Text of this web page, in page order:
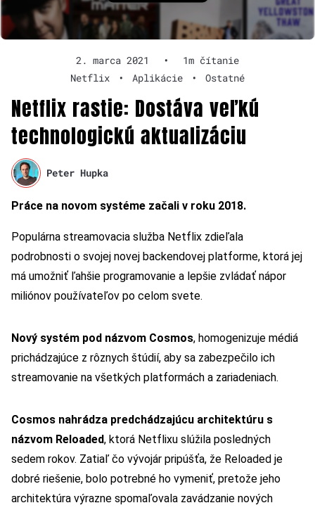
2. marca 2021 •
1m čítanie
Netflix
• Aplikácie • Ostatné
Netflix rastie: Dostáva veľkú
technologickú aktualizáciu
Peter Hupka
Práce na novom systéme začali v roku 2018.
Populárna streamovacia služba Netflix zdieľala
podrobnosti o svojej novej backendovej platforme, ktorá jej
má umožniť ľahšie programovanie a lepšie zvládať nápor
miliónov používateľov po celom svete.
Nový systém pod názvom Cosmos, homogenizuje médiá
prichádzajúce z rôznych štúdií, aby sa zabezpečilo ich
streamovanie na všetkých platformách a zariadeniach.
Cosmos nahrádza predchádzajúcu architektúru s
názvom Reloaded, ktorá Netflixu slúžila posledných
sedem rokov. Zatiaľ čo vývojár pripúšťa, že Reloaded je
dobré riešenie, bolo potrebné ho vymeniť, pretože jeho
architektúra výrazne spomaľovala zavádzanie nových